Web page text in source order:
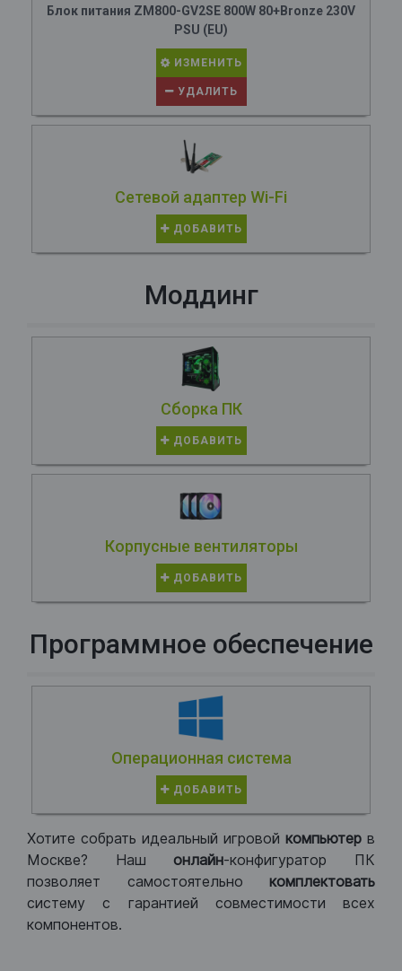
Блок питания ZM800-GV2SE 800W 80+Bronze 230V
PSU (EU)
ИЗМЕНИТЬ
УДАЛИТЬ
Сетевой адаптер Wi-Fi
ДОБАВИТЬ
Моддинг
Сборка ПК
ДОБАВИТЬ
Корпусные вентиляторы
ДОБАВИТЬ
Программное обеспечение
Операционная система
ДОБАВИТЬ
Хотите собрать идеальный игровой компьютер в
Москве? Нашонлайн-конфигуратор ПК
позволяет самостоятельно комплектовать
систему с гарантией совместимости всех
компонентов.